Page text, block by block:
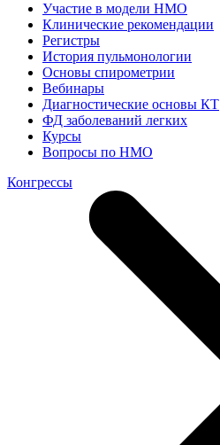
Участие в модели НМО
Клинические рекомендации
Регистры
История пульмонологии
Основы спирометрии
Вебинары
Диагностические основы КТ
ФД заболеваний легких
Курсы
Вопросы по НМО
Конгрессы